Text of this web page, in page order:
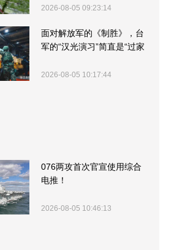
2026-08-05 09:23:14
面对解放军的《制胜》，台
军的“汉光演习”简直是“过家
2026-08-05 10:17:44
076两攻首次官宣使用综合
电推！
2026-08-05 10:46:13